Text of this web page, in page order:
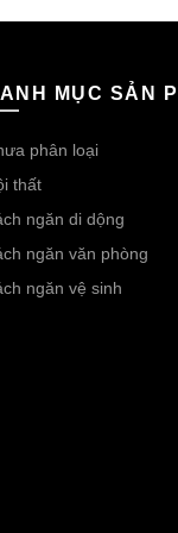
MỤC SẢN
phân loại
thất
ngăn di dộng
ngăn văn phòng
ngăn vệ sinh